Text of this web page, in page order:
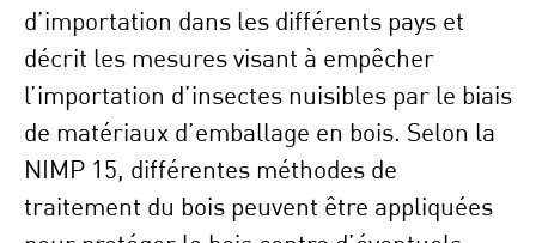
d’importation dans les différents pays et
décrit les mesures visant à empêcher
l’importation d’insectes nuisibles par le biais
de matériaux d’emballage en bois. Selon la
NIMP 15, différentes méthodes de
traitement du bois peuvent être appliquées